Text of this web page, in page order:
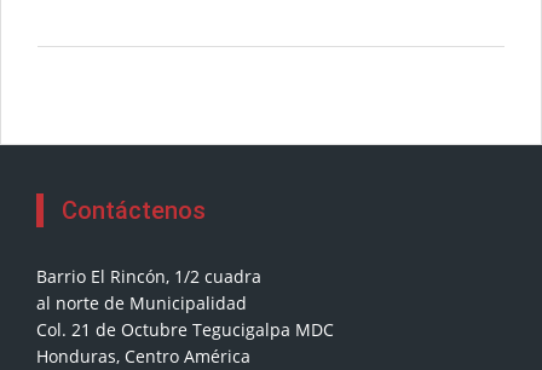
Contáctenos
Barrio El Rincón, 1/2 cuadra
al norte de Municipalidad
Col. 21 de Octubre Tegucigalpa MDC
Honduras, Centro América